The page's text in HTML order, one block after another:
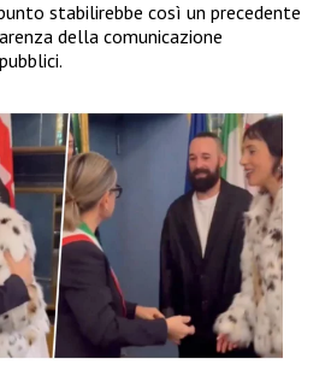
stabilirebbe così un precedente
della comunicazione